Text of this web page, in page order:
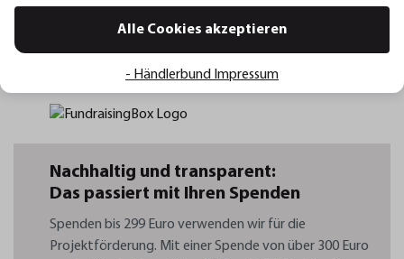
Formular können sie den Herzkindern
unkompliziert und direkt zur Seite stehen. Vielen
Dank!
Nachhaltig und transparent:
Das passiert mit Ihren Spenden
Spenden bis 299 Euro verwenden wir für die
Projektförderung. Mit einer Spende von über 300 Euro
Alle Cookies akzeptieren
- Händlerbund Impressum